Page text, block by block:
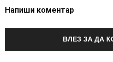
Напиши коментар
ВЛЕЗ ЗА ДА